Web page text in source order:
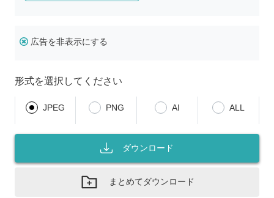
広告を非表示にする
形式を選択してください
JPEG PNG AI ALL
ダウンロード
まとめてダウンロード